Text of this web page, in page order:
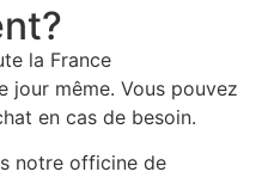
la France
jour même. Vous pouvez
en cas de besoin.
notre officine de